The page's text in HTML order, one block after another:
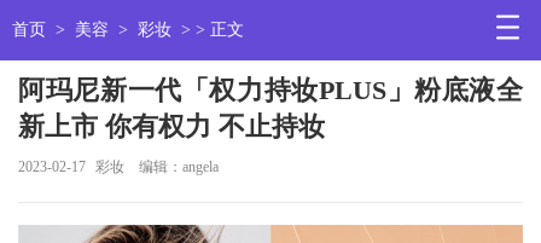
首页 > 美容 > 彩妆 > > 正文
阿玛尼新一代「权力持妆PLUS」粉底液全
新上市 你有权力 不止持妆
2023-02-17 彩妆 编辑：angela